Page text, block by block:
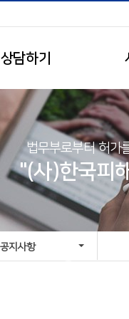
상담하기
법무부로부터 허가
"(사)한국피
공지사항